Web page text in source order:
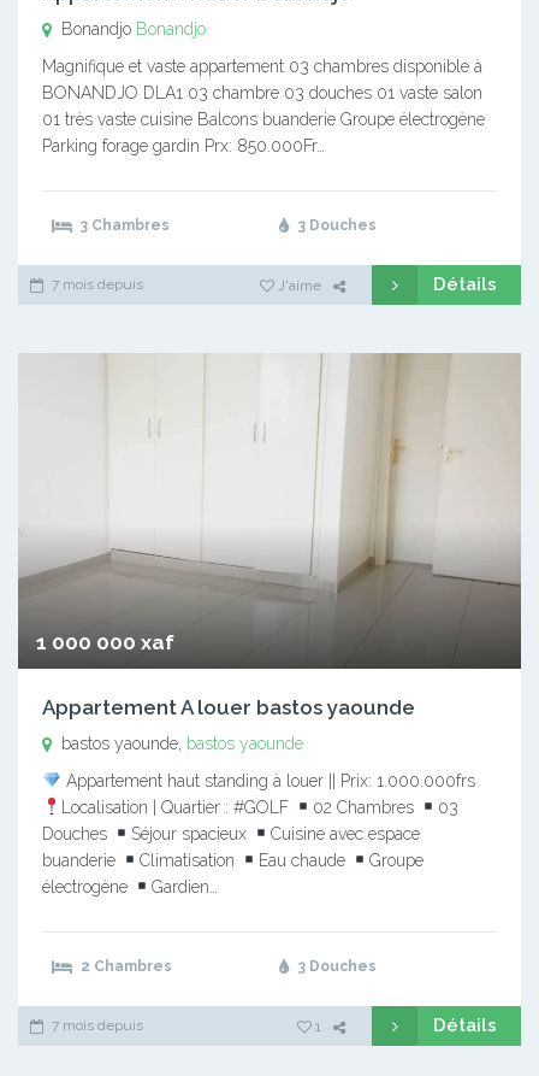
Bonandjo Bonandjo
Magnifique et vaste appartement 03 chambres disponible à
BONANDJO DLA1 03 chambre 03 douches 01 vaste salon
01 très vaste cuisine Balcons buanderie Groupe électrogène
Parking forage gardin Prx: 850.000Fr…
3 Chambres 3 Douches
7 mois depuis J'aime Détails
1 000 000 xaf
Appartement A louer bastos yaounde
bastos yaounde, bastos yaounde
Appartement haut standing à louer || Prix: 1.000.000frs
Localisation | Quartier : #GOLF
02 Chambres
03
Douches
Séjour spacieux
Cuisine avec espace
buanderie
Climatisation Eau chaude
Groupe
électrogène
Gardien…
2 Chambres 3 Douches
7 mois depuis 1 Détails